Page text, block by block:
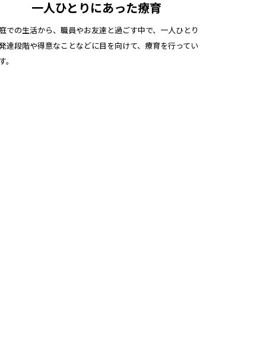
一人ひとりにあった療育
での生活から、職員やお友達と過ごす中で、一人ひとり
達段階や得意なことなどに目を向けて、療育を行ってい
。